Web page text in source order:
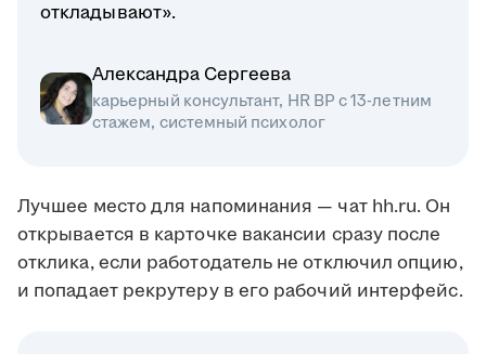
откладывают».
Александра Сергеева
карьерный консультант, HR BP с 13-летним
стажем, системный психолог
Лучшее место для напоминания — чат hh.ru. Он
открывается в карточке вакансии сразу после
отклика, если работодатель не отключил опцию,
и попадает рекрутеру в его рабочий интерфейс.